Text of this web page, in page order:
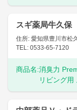
スギ薬局牛久保
住所: 愛知県豊川市松
TEL: 0533-65-7120
商品名:消臭力
リビング用